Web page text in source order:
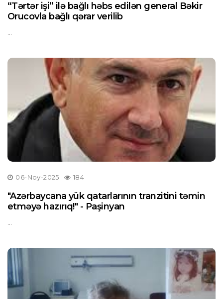
“Tərtər işi” ilə bağlı həbs edilən general Bəkir
Orucovla bağlı qərar verilib
...
06-Noy-2025 184
"Azərbaycana yük qatarlarının tranzitini təmin
etməyə hazırıq!" - Paşinyan
...